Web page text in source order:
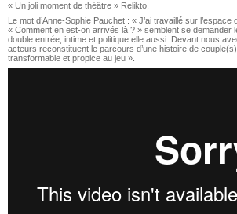
« Un joli moment de théâtre » Relikto.
Le mot d’Anne-Sophie Pauchet : « J’ai travaillé sur l’espace
« Comment en est-on arrivés là ? » semblent se demander
double entrée, intime et politique elle aussi. Devant nous
acteurs reconstituent le parcours d’une histoire de
transformable et propice au jeu ».